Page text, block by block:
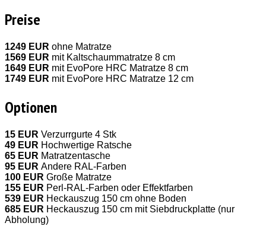
Preise
1249 EUR ohne Matratze
1569 EUR mit Kaltschaummatratze 8 cm
1649 EUR mit EvoPore HRC Matratze 8 cm
1749 EUR mit EvoPore HRC Matratze 12 cm
Optionen
15 EUR Verzurrgurte 4 Stk
49 EUR Hochwertige Ratsche
65 EUR Matratzentasche
95 EUR Andere RAL-Farben
100 EUR Große Matratze
155 EUR Perl-RAL-Farben oder Effektfarben
539 EUR Heckauszug 150 cm ohne Boden
685 EUR Heckauszug 150 cm mit Siebdruckplatte (nur
Abholung)